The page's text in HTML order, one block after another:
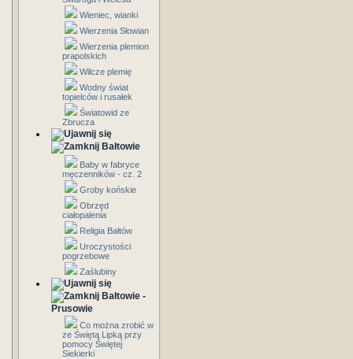
Wieniec, wianki
Wierzenia Słowian
Wierzenia plemion
prapolskich
Wilcze plemię
Wodny świat
topielców i rusałek
Światowid ze
Zbrucza
Bałtowie
Baby w fabryce
męczenników - cz. 2
Groby końskie
Obrzęd
ciałopalenia
Religia Bałtów
Uroczystości
pogrzebowe
Zaślubiny
Bałtowie -
Prusowie
Co można zrobić w
ze Świętą Lipką przy
pomocy Świętej
Siekierki